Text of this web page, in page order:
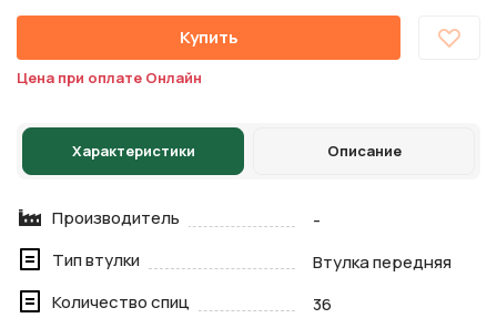
Купить
Цена при оплате Онлайн
Характеристики Описание
Производитель
-
Тип втулки
Втулка передняя
Количество спиц
36